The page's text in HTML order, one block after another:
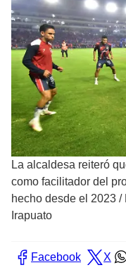
La alcaldesa reiteró
como facilitador del
hecho desde el 2023 /
Irapuato
Facebook X